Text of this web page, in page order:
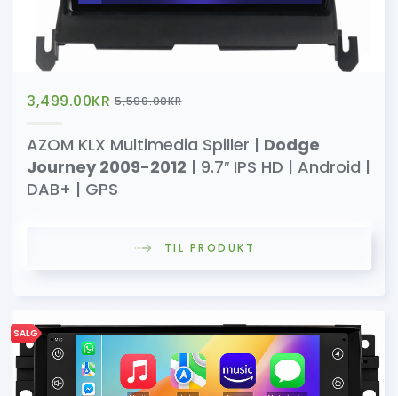
3,499.00KR 5,599.00KR
AZOM KLX Multimedia Spiller | Dodge
Journey 2009-2012 | 9.7″ IPS HD | Android |
DAB+ | GPS
TIL PRODUKT
SALG